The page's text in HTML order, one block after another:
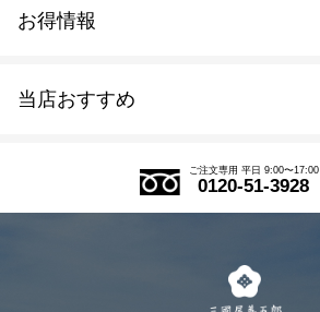
当店おすすめ
式部の香りシリーズ
お得情報
会員規約について
ご注文専用 平日 9:00〜17:00
0120-51-3928